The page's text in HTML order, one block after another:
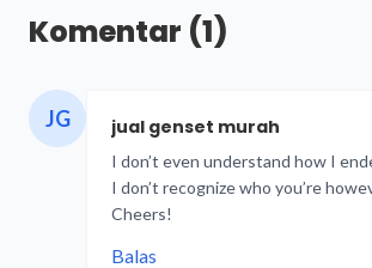
Komentar (1)
JG jual genset murah
I don’t even understand how I
I don’t recognize who you’re
Cheers!
Balas